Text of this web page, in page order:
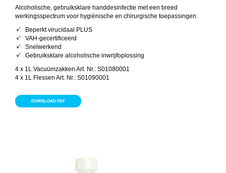
Alcoholische, gebruiksklare handdesinfectie met een breed
werkingsspectrum voor hygiënische en chirurgische toepassingen.
Beperkt virucidaal PLUS
VAH-gecertificeerd
Snelwerkend
Gebruiksklare alcoholische inwrijfoplossing
4 x 1L Vacuümzakken Art. Nr.: S01080001
4 x 1L Flessen Art. Nr.: S01090001
DOWNLOAD PDF